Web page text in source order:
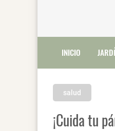
INICIO
salud
¡Cuida tu